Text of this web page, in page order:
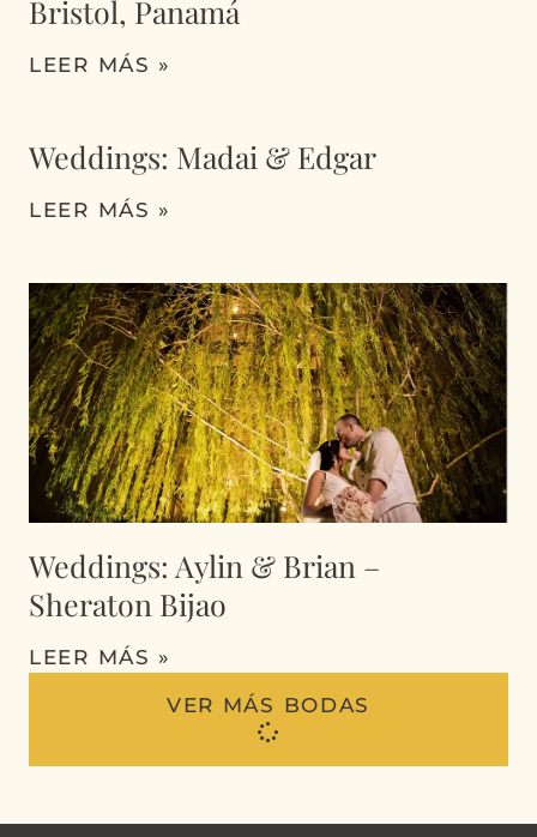
Bristol, Panamá
LEER MÁS »
Weddings: Madai & Edgar
LEER MÁS »
Weddings: Aylin & Brian –
Sheraton Bijao
LEER MÁS »
VER MÁS BODAS